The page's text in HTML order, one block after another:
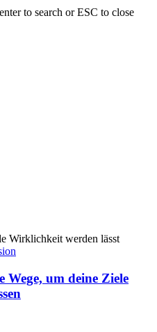
to search or ESC to close
um deine Ziele